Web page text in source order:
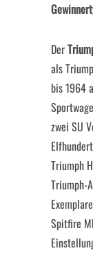
Der
als
bis 1964
zwei SU
Triumph
Triumph-
Spitfire